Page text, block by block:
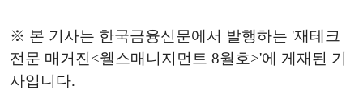
※ 본 기사는 한국금융신문에서 발행하는 '재테크
전문 매거진<웰스매니지먼트 8월호>'에 게재된 기
사입니다.